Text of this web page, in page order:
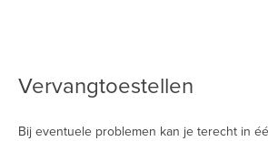
Vervangtoestellen
Bij eventuele problemen kan je terecht in